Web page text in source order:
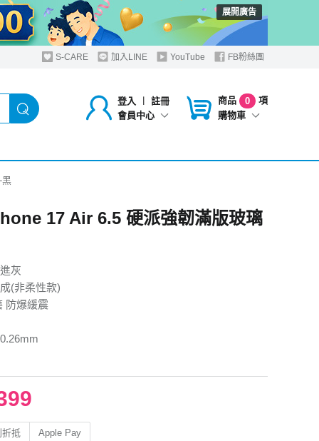
展開廣告
S-CARE 加入LINE YouTube FB粉絲團
登入 ︱
註冊
會員中心
商品 0
項
購物車
黑
17 Air 6.5 硬派強韌滿版玻璃
灰
(非柔性款)
防爆緩震
抵 Apple Pay